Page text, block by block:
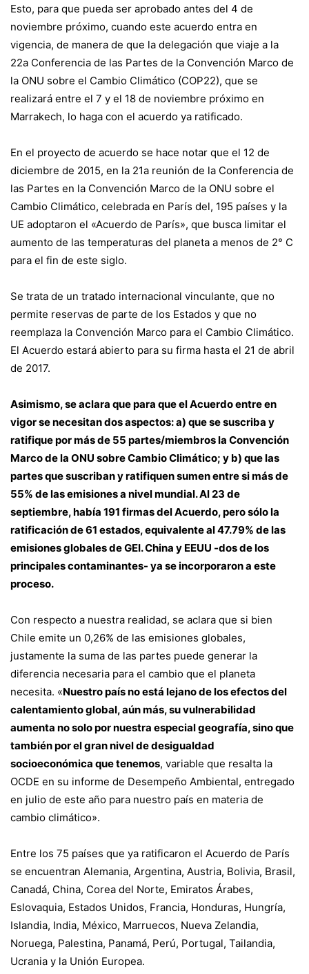
Esto, para que pueda ser aprobado antes del 4 de
noviembre próximo, cuando este acuerdo entra en
vigencia, de manera de que la delegación que viaje a la
22a Conferencia de las Partes de la Convención Marco de
la ONU sobre el Cambio Climático (COP22), que se
realizará entre el 7 y el 18 de noviembre próximo en
Marrakech, lo haga con el acuerdo ya ratificado.
En el proyecto de acuerdo se hace notar que el 12 de
diciembre de 2015, en la 21a reunión de la Conferencia de
las Partes en la Convención Marco de la ONU sobre el
Cambio Climático, celebrada en París del, 195 países y la
UE adoptaron el «Acuerdo de París», que busca limitar el
aumento de las temperaturas del planeta a menos de 2° C
para el fin de este siglo.
Se trata de un tratado internacional vinculante, que no
permite reservas de parte de los Estados y que no
reemplaza la Convención Marco para el Cambio Climático.
El Acuerdo estará abierto para su firma hasta el 21 de abril
de 2017.
Asimismo, se aclara que para que el Acuerdo entre en
vigor se necesitan dos aspectos: a) que se suscriba y
ratifique por más de 55 partes/miembros la Convención
Marco de la ONU sobre Cambio Climático; y b) que las
partes que suscriban y ratifiquen sumen entre si más de
55% de las emisiones a nivel mundial. Al 23 de
septiembre, había 191 firmas del Acuerdo, pero sólo la
ratificación de 61 estados, equivalente al 47.79% de las
emisiones globales de GEI. China y EEUU -dos de los
principales contaminantes- ya se incorporaron a este
proceso.
Con respecto a nuestra realidad, se aclara que si bien
Chile emite un 0,26% de las emisiones globales,
justamente la suma de las partes puede generar la
diferencia necesaria para el cambio que el planeta
necesita. «Nuestro país no está lejano de los efectos del
calentamiento global, aún más, su vulnerabilidad
aumenta no solo por nuestra especial geografía, sino que
también por el gran nivel de desigualdad
socioeconómica que tenemos, variable que resalta la
OCDE en su informe de Desempeño Ambiental, entregado
en julio de este año para nuestro país en materia de
cambio climático».
Entre los 75 países que ya ratificaron el Acuerdo de París
se encuentran Alemania, Argentina, Austria, Bolivia, Brasil,
Canadá, China, Corea del Norte, Emiratos Árabes,
Eslovaquia, Estados Unidos, Francia, Honduras, Hungría,
Islandia, India, México, Marruecos, Nueva Zelandia,
Noruega, Palestina, Panamá, Perú, Portugal, Tailandia,
Ucrania y la Unión Europea.